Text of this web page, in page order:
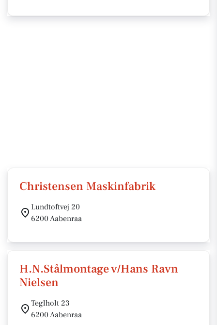
Christensen Maskinfabrik
Lundtoftvej 20
6200 Aabenraa
H.N.Stålmontage v/Hans Ravn
Nielsen
Teglholt 23
6200 Aabenraa